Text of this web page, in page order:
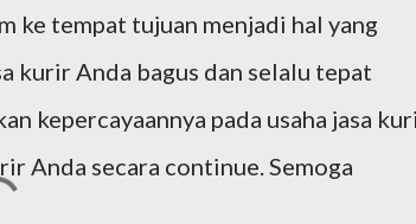
ke tempat tujuan menjadi hal yang
kurir Anda bagus dan selalu tepat
kepercayaannya pada usaha jasa
Anda secara continue. Semoga